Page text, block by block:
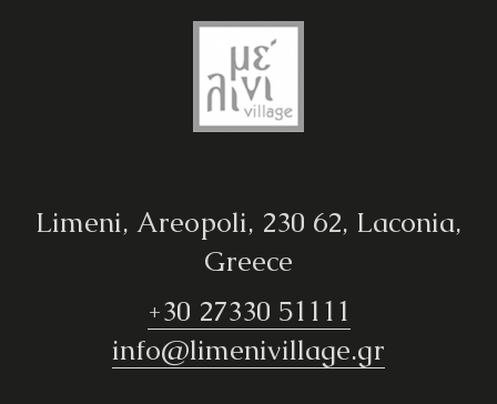
Limeni, Areopoli, 230 62, Laconia,
Greece
+30 27330 51111
info@limenivillage.gr